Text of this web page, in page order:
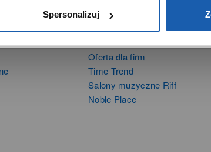
Spersonalizuj
Oferta dla firm
Time Trend
Salony muzyczne Riff
Noble Place
SIĘ WIĘCEJ PRZEJDŹ DO SERWISU